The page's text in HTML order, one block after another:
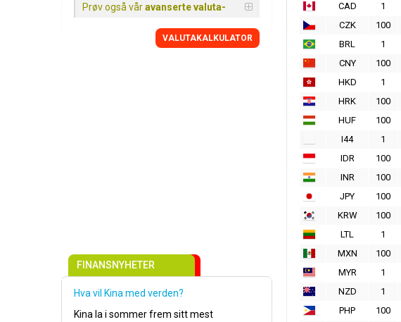
CAD
1
CZK
100
BRL
1
CNY
100
HKD
1
HRK
100
HUF
100
I44
1
IDR
100
INR
100
JPY
100
KRW
100
LTL
1
MXN
100
MYR
1
NZD
1
PHP
100
Prøv også våravanserte valuta-
VALUTAKALKULATOR
FINANSNYHETER
Hva vil Kina med verden?
Kina la i sommer frem sitt mest